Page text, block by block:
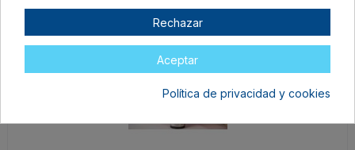
Rechazar
Aceptar
Política de privacidad y cookies